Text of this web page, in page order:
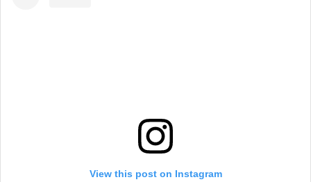
View this post on Instagram